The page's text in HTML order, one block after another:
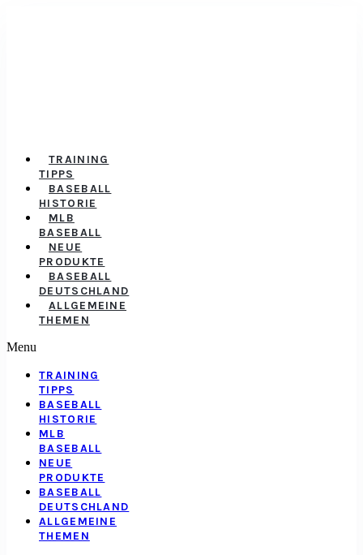
TRAINING
TIPPS
BASEBALL
HISTORIE
MLB
BASEBALL
NEUE
PRODUKTE
BASEBALL
DEUTSCHLAND
ALLGEMEINE
THEMEN
Menu
TRAINING
TIPPS
BASEBALL
HISTORIE
MLB
BASEBALL
NEUE
PRODUKTE
BASEBALL
DEUTSCHLAND
ALLGEMEINE
THEMEN